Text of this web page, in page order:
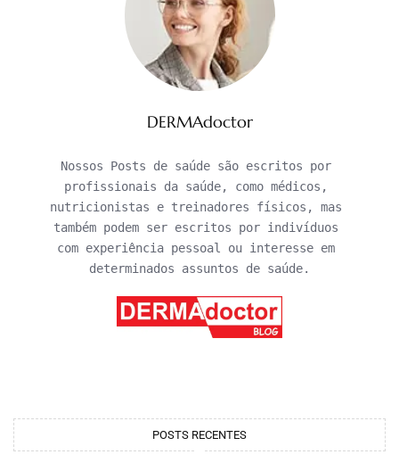
DERMAdoctor
Nossos Posts de saúde são escritos por
profissionais da saúde, como médicos,
nutricionistas e treinadores físicos, mas
também podem ser escritos por indivíduos
com experiência pessoal ou interesse em
determinados assuntos de saúde.
POSTS RECENTES